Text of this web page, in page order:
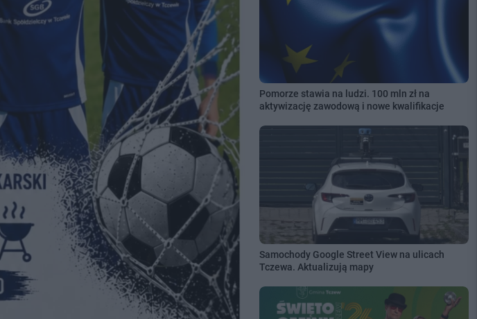
Pomorze stawia na ludzi. 100 mln zł na
aktywizację zawodową i nowe kwalifikacje
Samochody Google Street View na ulicach
Tczewa. Aktualizują mapy